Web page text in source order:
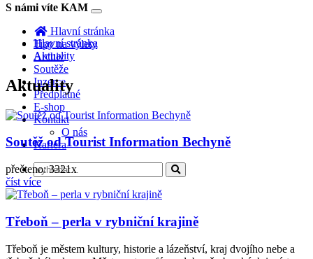
S námi víte KAM
Toggle
navigation
Hlavní stránka
Tipy na výlety
Archiv
Soutěže
Inzerce
Předplatné
E-shop
Kontakt
O nás
Kariéra
Hlavní stránka
Aktuality
Aktuality
Soutěž od Tourist Information Bechyně
přečteno: 3321x
číst více
Třeboň – perla v rybniční krajině
Třeboň je městem kultury, historie a lázeňství, kraj dvojího nebe a